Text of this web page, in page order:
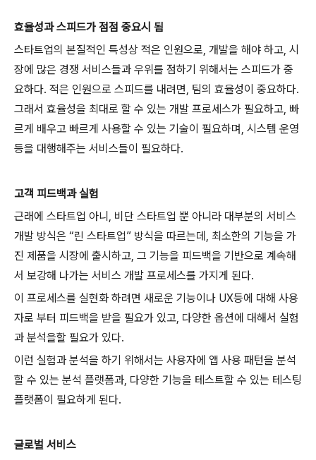
효율성과 스피드가 점점 중요시 됨
스타트업의 본질적인 특성상 적은 인원으로, 개발을 해야 하고, 시
장에 많은 경쟁 서비스들과 우위를 점하기 위해서는 스피드가 중
요하다. 적은 인원으로 스피드를 내려면, 팀의 효율성이 중요하다.
그래서 효율성을 최대로 할 수 있는 개발 프로세스가 필요하고, 빠
르게 배우고 빠르게 사용할 수 있는 기술이 필요하며, 시스템 운영
등을 대행해주는 서비스들이 필요하다.
고객 피드백과 실험
근래에 스타트업 아니, 비단 스타트업 뿐 아니라 대부분의 서비스
개발 방식은 “린 스타트업” 방식을 따르는데, 최소한의 기능을 가
진 제품을 시장에 출시하고, 그 기능을 피드백을 기반으로 계속해
서 보강해 나가는 서비스 개발 프로세스를 가지게 된다.
이 프로세스를 실현화 하려면 새로운 기능이나 UX등에 대해 사용
자로 부터 피드백을 받을 필요가 있고, 다양한 옵션에 대해서 실험
과 분석을할 필요가 있다.
이런 실험과 분석을 하기 위해서는 사용자에 앱 사용 패턴을 분석
할 수 있는 분석 플랫폼과, 다양한 기능을 테스트할 수 있는 테스팅
플랫폼이 필요하게 된다.
글로벌 서비스